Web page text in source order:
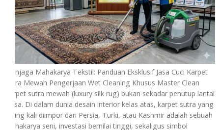
Menjaga Mahakarya Tekstil: Panduan Eksklusif Jasa Cuci Karpet
Sutra Mewah Pengerjaan Wet Cleaning Khusus Master Clean
Karpet sutra mewah (luxury silk rug) bukan sekadar penutup lantai
biasa. Di dalam dunia desain interior kelas atas, karpet sutra yang
sering kali diimpor dari Persia, Turki, atau Kashmir adalah sebuah
mahakarya seni, investasi bernilai tinggi, sekaligus simbol